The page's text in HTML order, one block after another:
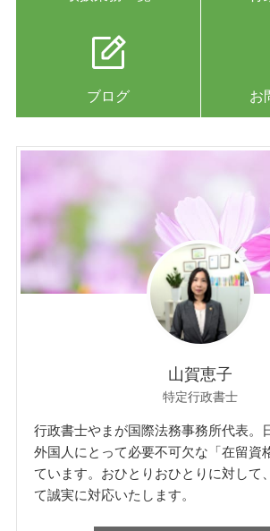
ブログ お
山賀恵子
特定行政書士
行政書士やまが国際法務事務所代表。
外国人にとって必要不可欠な「在留資
ています。おひとりおひとりに対して
て誠実に対応いたします。